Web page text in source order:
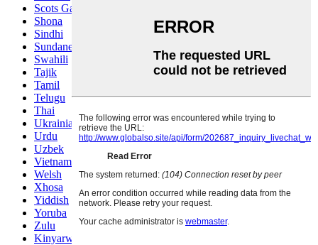
Scots Gaelic
Shona
Sindhi
Sundanese
Swahili
Tajik
Tamil
Telugu
Thai
Ukrainian
Urdu
Uzbek
Vietnamese
Welsh
Xhosa
Yiddish
Yoruba
Zulu
Kinyarwanda